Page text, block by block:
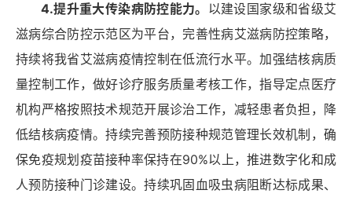
4.提升重大传染病防控能力。 以建设国家级和省级艾
滋病综合防控示范区为平台，完善性病艾滋病防控策略，
持续将我省艾滋病疫情控制在低流行水平。加强结核病质
量控制工作，做好诊疗服务质量考核工作，指导定点医疗
机构严格按照技术规范开展诊治工作，减轻患者负担，降
低结核病疫情。持续完善预防接种规范管理长效机制，确
保免疫规划疫苗接种率保持在90%以上，推进数字化和成
人预防接种门诊建设。持续巩固血吸虫病阻断达标成果、